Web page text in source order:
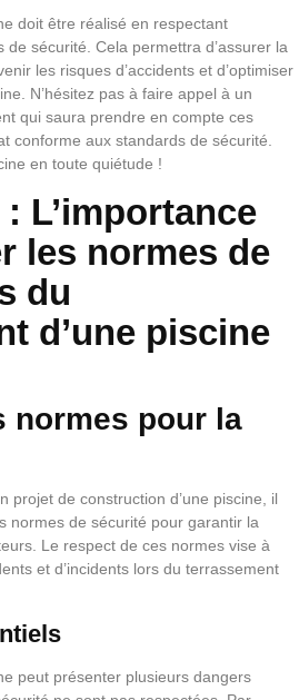
doit être réalisé en respectant
sécurité. Cela permettra d’assurer la
les risques d’accidents et d’optimiser
N’hésitez pas à faire appel à un
qui saura prendre en compte ces
conforme aux standards de sécurité.
en toute quiétude !
L’importance
les normes de
du
d’une piscine
normes pour la
projet de construction d’une piscine, il
normes de sécurité pour garantir la
Le respect de ces normes vise à
et d’incidents lors du terrassement
peut présenter plusieurs dangers